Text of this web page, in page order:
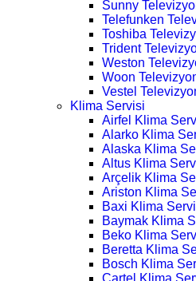
Sunny
Telefunken
Toshiba
Trident
Weston
Woon
Vestel
Klima Servisi
Airfel Klima
Alarko Klima
Alaska Klima
Altus Klima
Arçelik Klima
Ariston Klima
Baxi Klima
Baymak Klima
Beko Klima
Beretta Klima
Bosch Klima
Cartel Klima